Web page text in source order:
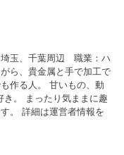
玉、千葉周辺 職業：ハ
ら、貴金属と手で加工で
作る人。 甘いもの、動
き。 まったり気ままに趣
。 詳細は運営者情報を